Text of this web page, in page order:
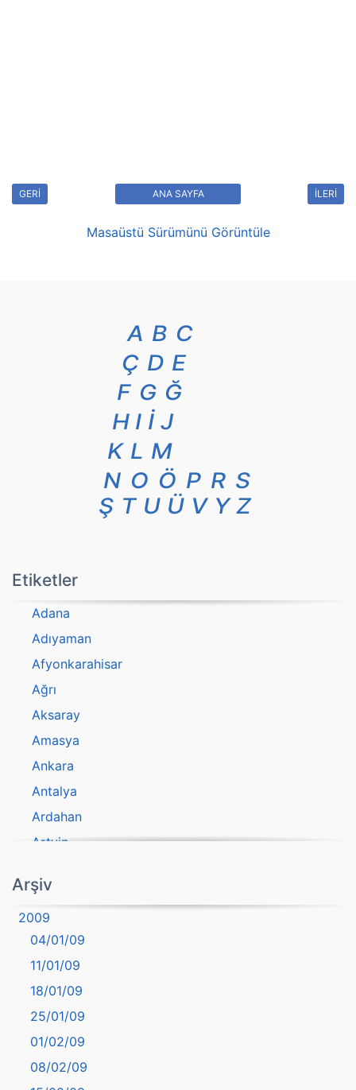
GERİ İLERİ
ANA SAYFA
Masaüstü Sürümünü Görüntüle
A B C
Ç D E
F G Ğ
H I İ J
K L M
N O Ö P R S
Ş T U Ü V Y Z
Etiketler
Adana
Adıyaman
Afyonkarahisar
Ağrı
Aksaray
Amasya
Ankara
Antalya
Ardahan
Artvin
Aydın
Balıkesir
Bartın
başkentler
Batman
Bayburt
Bilecik
Bingöl
Arşiv
2009
04/01/09
11/01/09
18/01/09
25/01/09
01/02/09
08/02/09